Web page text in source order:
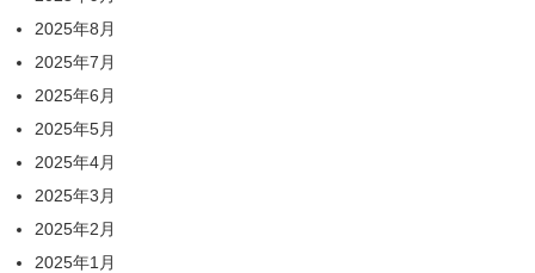
2025年8月
2025年7月
2025年6月
2025年5月
2025年4月
2025年3月
2025年2月
2025年1月